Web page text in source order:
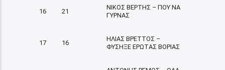
16 21
ΝΙΚΟΣ ΒΕΡΤΗΣ – ΠΟΥ ΝΑ
ΓΥΡΝΑΣ
17 16
ΗΛΙΑΣ ΒΡΕΤΤΟΣ –
ΦΥΣΗΞΕ ΕΡΩΤΑΣ ΒΟΡΙΑΣ